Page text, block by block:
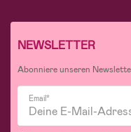
NEWSLETTER
Abonniere unseren
Email*